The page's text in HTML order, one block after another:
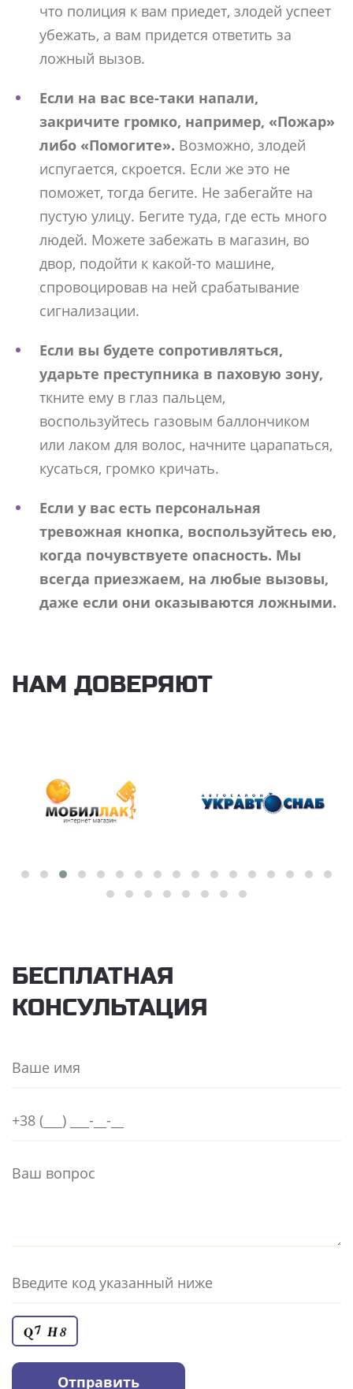
что полиция к вам приедет, злодей успеет
убежать, а вам придется ответить за
ложный вызов.
Если на вас все-таки напали,
закричите громко, например, «Пожар»
либо «Помогите». Возможно, злодей
испугается, скроется. Если же это не
поможет, тогда бегите. Не забегайте на
пустую улицу. Бегите туда, где есть много
людей. Можете забежать в магазин, во
двор, подойти к какой-то машине,
спровоцировав на ней срабатывание
сигнализации.
Если вы будете сопротивляться,
ударьте преступника в паховую зону,
ткните ему в глаз пальцем,
воспользуйтесь газовым баллончиком
или лаком для волос, начните царапаться,
кусаться, громко кричать.
Если у вас есть персональная
тревожная кнопка, воспользуйтесь ею,
когда почувствуете опасность. Мы
всегда приезжаем, на любые вызовы,
даже если они оказываются ложными.
НАМ ДОВЕРЯЮТ
БЕСПЛАТНАЯ
КОНСУЛЬТАЦИЯ